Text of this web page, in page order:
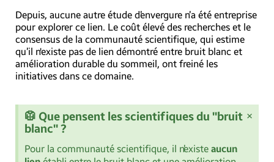
Depuis, aucune autre étude d’envergure n’a été entreprise
pour explorer ce lien. Le coût élevé des recherches et le
consensus de la communauté scientifique, qui estime
qu’il n'existe pas de lien démontré entre bruit blanc et
amélioration durable du sommeil, ont freiné les
initiatives dans ce domaine.
🥼 Que pensent les scientifiques du "bruit
blanc" ?
Pour la communauté scientifique, il n’existe aucun
×